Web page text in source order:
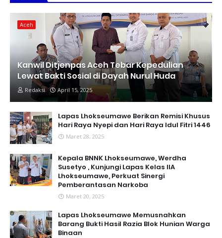
Aceh
Kanwil Ditjenpas Aceh Tebar Kepedulian
Lewat Bakti Sosial di Dayah Nurul Huda
Redaksi April 15, 2025
Lapas Lhokseumawe Berikan Remisi Khusus
Hari Raya Nyepi dan Hari Raya Idul Fitri 1446
Maret 28, 2025
Kepala BNNK Lhokseumawe, Werdha
Susetyo , Kunjungi Lapas Kelas IIA
Lhokseumawe, Perkuat Sinergi
Pemberantasan Narkoba
Maret 20, 2025
Lapas Lhokseumawe Memusnahkan
Barang Bukti Hasil Razia Blok Hunian Warga
Binaan